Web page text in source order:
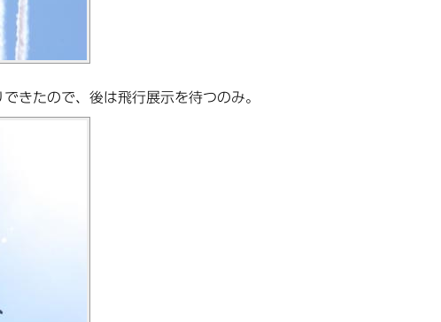
きたので、後は飛行展示を待つのみ。